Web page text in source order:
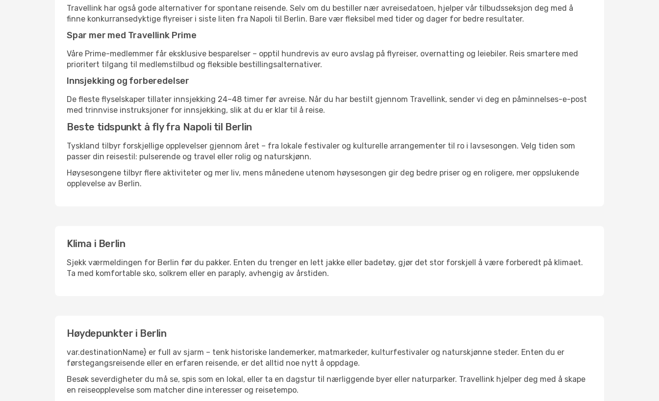
Travellink har også gode alternativer for spontane reisende. Selv om du bestiller nær avreisedatoen, hjelper vår tilbudsseksjon deg med å
finne konkurransedyktige flyreiser i siste liten fra Napoli til Berlin. Bare vær fleksibel med tider og dager for bedre resultater.
Spar mer med Travellink Prime
Våre Prime-medlemmer får eksklusive besparelser – opptil hundrevis av euro avslag på flyreiser, overnatting og leiebiler. Reis smartere med
prioritert tilgang til medlemstilbud og fleksible bestillingsalternativer.
Innsjekking og forberedelser
De fleste flyselskaper tillater innsjekking 24–48 timer før avreise. Når du har bestilt gjennom Travellink, sender vi deg en påminnelses-e-post
med trinnvise instruksjoner for innsjekking, slik at du er klar til å reise.
Beste tidspunkt å fly fra Napoli til Berlin
Tyskland tilbyr forskjellige opplevelser gjennom året – fra lokale festivaler og kulturelle arrangementer til ro i lavsesongen. Velg tiden som
passer din reisestil: pulserende og travel eller rolig og naturskjønn.
Høysesongene tilbyr flere aktiviteter og mer liv, mens månedene utenom høysesongen gir deg bedre priser og en roligere, mer oppslukende
opplevelse av Berlin.
Klima i Berlin
Sjekk værmeldingen for Berlin før du pakker. Enten du trenger en lett jakke eller badetøy, gjør det stor forskjell å være forberedt på klimaet.
Ta med komfortable sko, solkrem eller en paraply, avhengig av årstiden.
Høydepunkter i Berlin
var.destinationName} er full av sjarm – tenk historiske landemerker, matmarkeder, kulturfestivaler og naturskjønne steder. Enten du er
førstegangsreisende eller en erfaren reisende, er det alltid noe nytt å oppdage.
Besøk severdigheter du må se, spis som en lokal, eller ta en dagstur til nærliggende byer eller naturparker. Travellink hjelper deg med å skape
en reiseopplevelse som matcher dine interesser og reisetempo.